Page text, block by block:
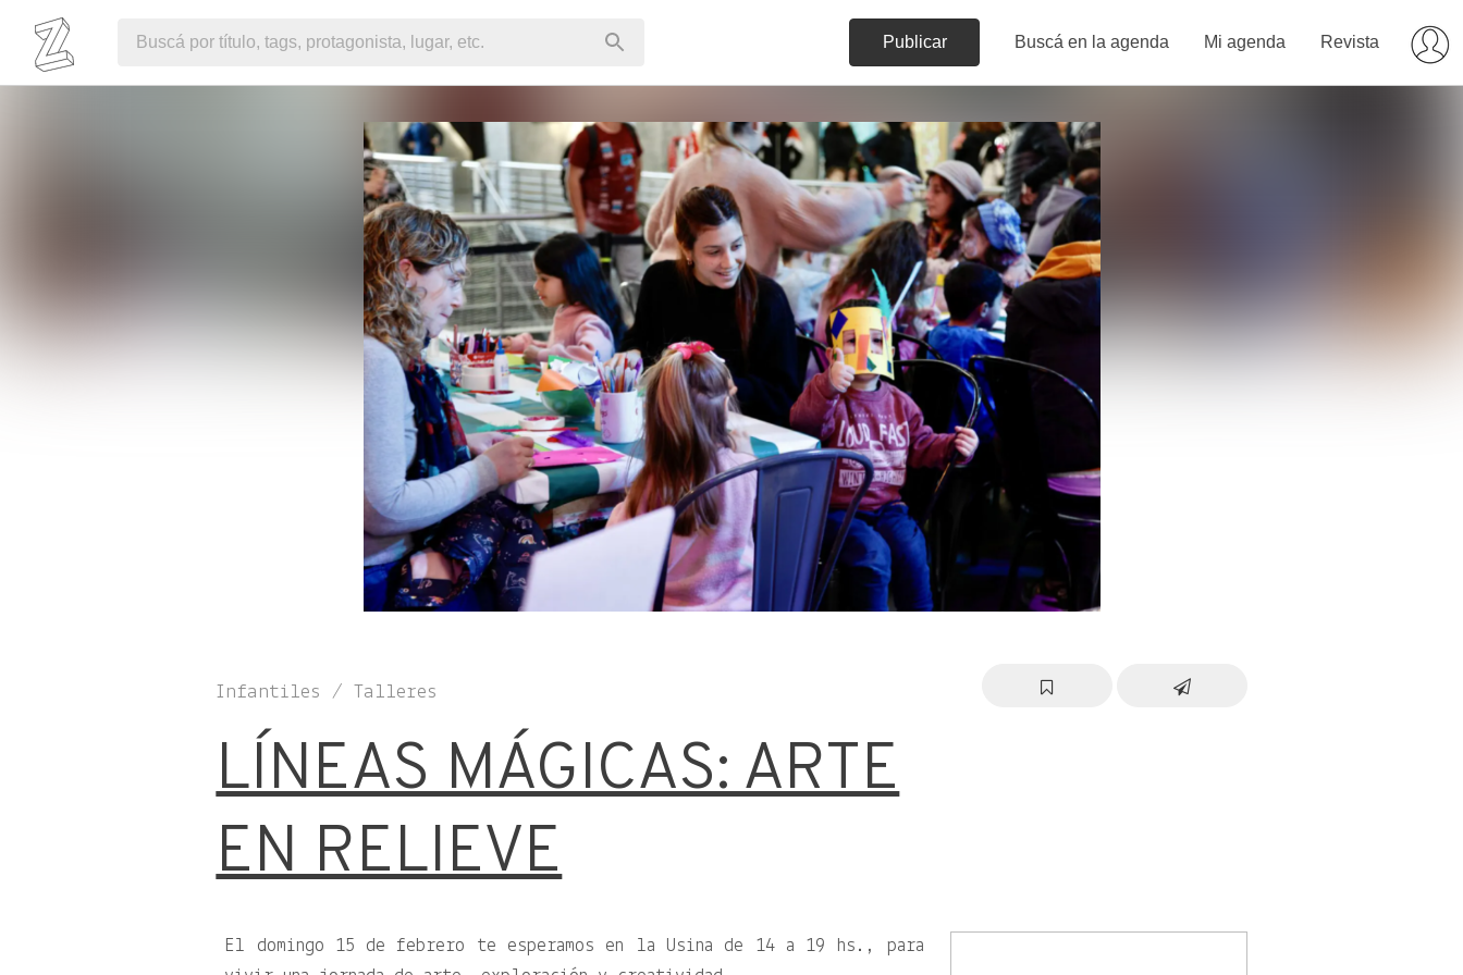
Publicar Buscá en la agenda Mi agenda Revista
Infantiles / Talleres
LÍNEAS MÁGICAS: ARTE
EN RELIEVE
El domingo 15 de febrero te esperamos en la Usina de 14 a 19 hs., para